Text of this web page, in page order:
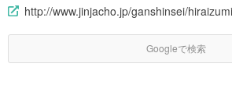
http://www.jinjacho.jp/ganshinsei/
Googleで検索